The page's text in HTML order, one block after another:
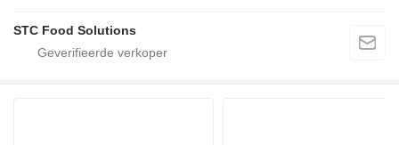
STC Food Solutions